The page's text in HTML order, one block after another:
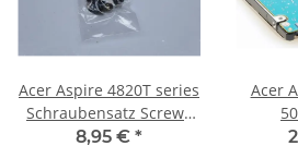
Acer Aspire 4820T series
Schraubensatz Screws
Set #3284
8,95 € *
Acer